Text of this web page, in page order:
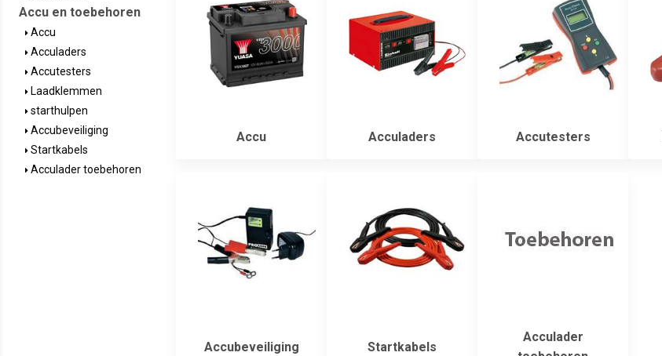
Accu en toebehoren
Accu
Acculaders
Accutesters
Laadklemmen
starthulpen
Accubeveiliging
Startkabels
Acculader toebehoren
Accu Acculaders Accutesters
Accubeveiliging Startkabels
Acculader